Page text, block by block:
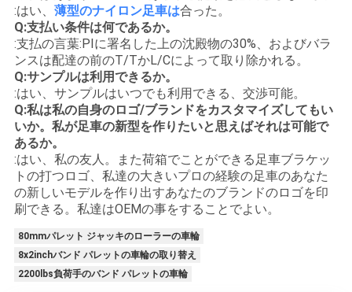
:はい、 薄型のナイロン足車は合った。
Q:支払い条件は何であるか。
:支払の言葉:PIに署名した上の沈殿物の30%、およびバラ
ンスは配達の前のT/TかL/Cによって取り除かれる。
Q:サンプルは利用できるか。
:はい、サンプルはいつでも利用できる、交渉可能。
Q:私は私の自身のロゴ/ブランドをカスタマイズしてもい
いか。私が足車の新型を作りたいと思えばそれは可能で
あるか。
:はい、私の友人。また荷箱でことができる足車ブラケッ
トの打つロゴ、私達の大きいプロの経験の足車のあなた
の新しいモデルを作り出すあなたのブランドのロゴを印
刷できる。私達はOEMの事をすることでよい。
80mmパレット ジャッキのローラーの車輪
8x2inchバンド パレットの車輪の取り替え
2200lbs負荷手のバンド パレットの車輪